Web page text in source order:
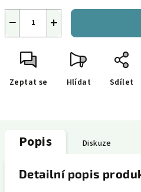
+
−
Zeptat se Hlídat Sdílet
Popis Diskuze
Detailní popis